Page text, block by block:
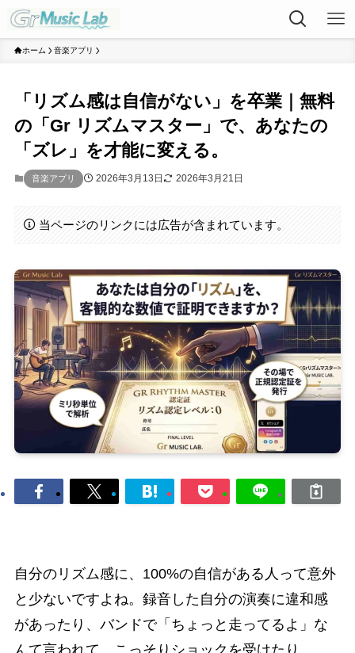
ホーム 音楽アプリ
「リズム感は自信がない」を卒業｜無料
の「Gr リズムマスター」で、あなたの
「ズレ」を才能に変える。
音楽アプリ 2026年3月13日 2026年3月21日
当ページのリンクには広告が含まれています。
自分のリズム感に、100%の自信がある人って意外
と少ないですよね。録音した自分の演奏に違和感
があったり、バンドで「ちょっと走ってるよ」な